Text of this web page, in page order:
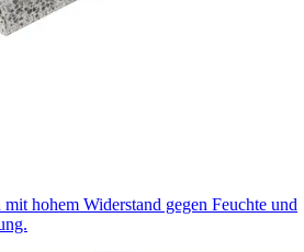
hohem Widerstand gegen Feuchte und